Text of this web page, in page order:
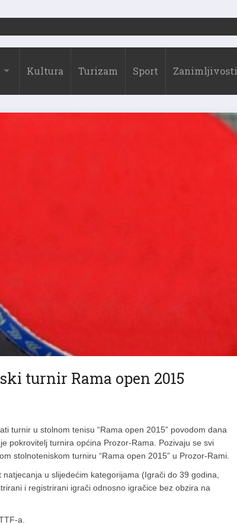
Kultura Turizam Sport Zanimljivosti
turnir Rama open 2015
turnir u stolnom tenisu “Rama open 2015” povodom dana
pokrovitelj turnira općina Prozor-Rama. Pozivaju se svi
stolnoteniskom turniru “Rama open 2015” u Prozor-Rami.
u slijedećim kategorijama (Igrači do 39 godina,
i registrirani igrači odnosno igračice bez obzira na
a.